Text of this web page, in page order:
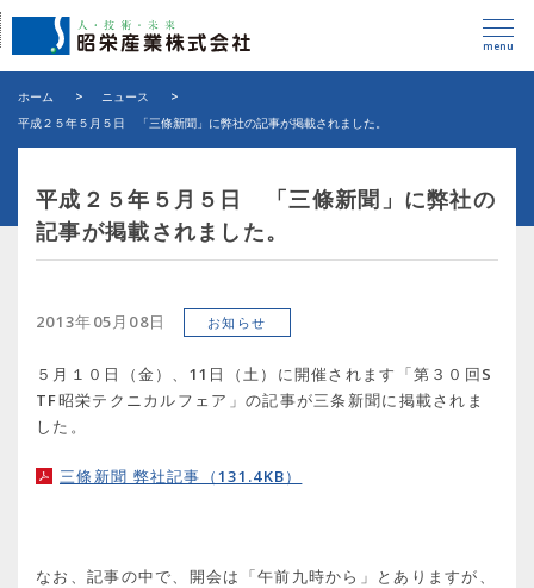
menu
ホーム > ニュース
>
平成２５年５月５日 「三條新聞」に弊社の記事が掲載されました。
平成２５年５月５日 「三條新聞」に弊社の
記事が掲載されました。
2013年05月08日 お知らせ
５月１０日（金）、11日（土）に開催されます「第３０回S
TF昭栄テクニカルフェア」の記事が三条新聞に掲載されま
した。
三條新聞 弊社記事（131.4KB）
なお、記事の中で、開会は「午前九時から」とありますが、